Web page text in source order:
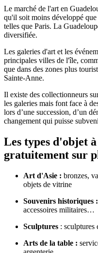
Le marché de l'art en
qu'il soit moins développé que
telles que Paris. La
diversifiée.
Les galeries d'art et les
principales villes de l'île,
que dans des zones plus
Sainte-Anne.
Il existe des collectionneurs
les galeries mais font face à
lors d’une succession, d’un
changement qui puisse
Les types d'objet
gratuitement sur
Art d'Asie : bronzes,
objets de vitrine
Souvenirs historiques :
accessoires militaires…
Sculptures : sculptures
Arts de la table :